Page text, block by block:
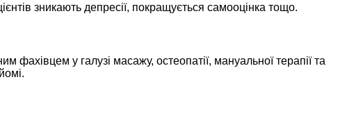
зникають депресії, покращується самооцінка тощо.
у галузі масажу, остеопатії, мануальної терапії та